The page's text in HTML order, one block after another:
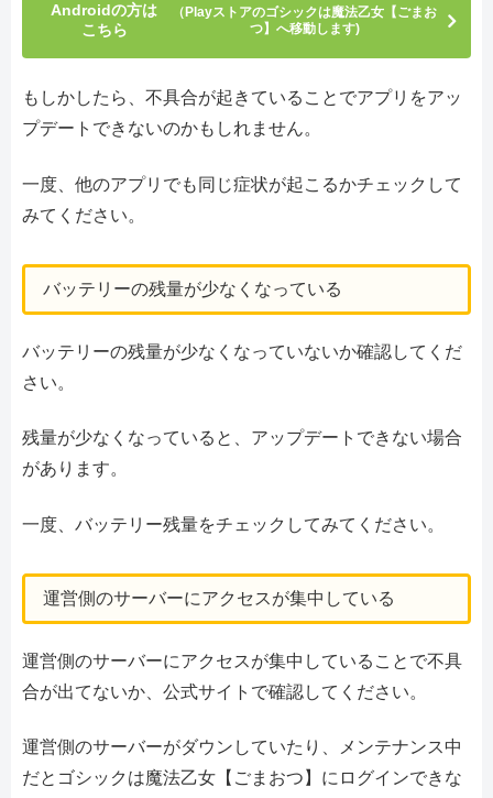
Androidの方は
こちら
（Playストアのゴシックは魔法乙女【ごまお
つ】へ移動します)
もしかしたら、不具合が起きていることでアプリをアッ
プデートできないのかもしれません。
一度、他のアプリでも同じ症状が起こるかチェックして
みてください。
バッテリーの残量が少なくなっている
バッテリーの残量が少なくなっていないか確認してくだ
さい。
残量が少なくなっていると、アップデートできない場合
があります。
一度、バッテリー残量をチェックしてみてください。
運営側のサーバーにアクセスが集中している
運営側のサーバーにアクセスが集中していることで不具
合が出てないか、公式サイトで確認してください。
運営側のサーバーがダウンしていたり、メンテナンス中
だとゴシックは魔法乙女【ごまおつ】にログインできな